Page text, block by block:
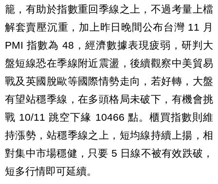
籠，有助於指數重回季線之上，不過考量上檔
解套賣壓沉重，加上昨日晚間公布台灣 11 月
PMI 指數為 48，經濟數據表現疲弱，研判大
盤短線恐在季線附近震盪，後續觀察中美貿易
戰及英國脫歐等國際情勢走向，若好轉，大盤
有望站穩季線，在多頭格局未破下，有機會挑
戰 10/11 跳空下緣 10466 點。櫃買指數則維
持漲勢，站穩季線之上，短均線持續上揚，相
對集中市場穩健，只要 5 日線不被有效跌破，
短多行情即可延續。